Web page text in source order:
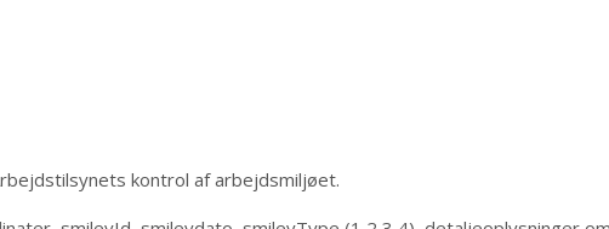
kontrol af arbejdsmiljøet.